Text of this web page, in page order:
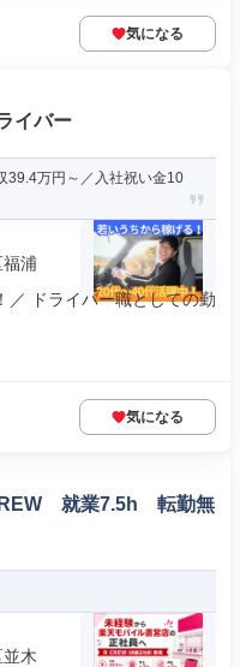
気になる
イバー
39.4万円～／入社祝い金10
浦
／ ドライバー職としての勤
気になる
就業7.5h 転勤無
木